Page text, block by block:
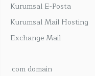
Kurumsal E-Posta
Kurumsal Mail Hosting
Exchange Mail
.com domain